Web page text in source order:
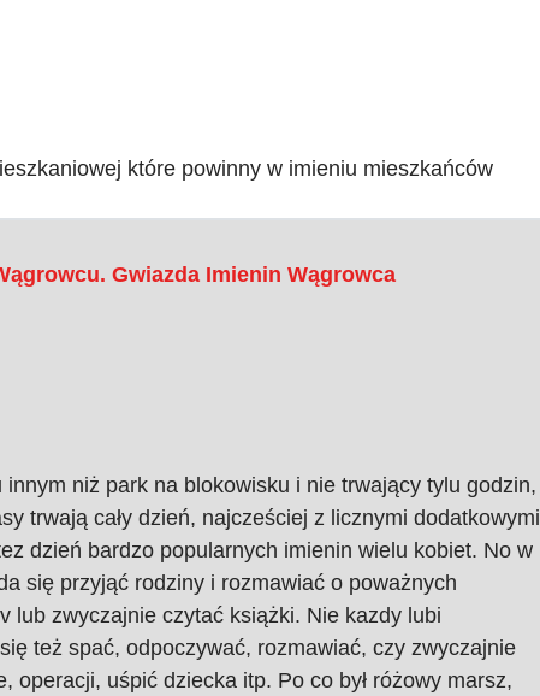
które powinny w imieniu mieszkańców
Gwiazda Imienin Wągrowca
niż park na blokowisku i nie trwający tylu godzin,
trwają cały dzień, najcześciej z licznymi dodatkowymi
dzień bardzo popularnych imienin wielu kobiet. No w
się przyjąć rodziny i rozmawiać o poważnych
lub zwyczajnie czytać książki. Nie kazdy lubi
też spać, odpoczywać, rozmawiać, czy zwyczajnie
operacji, uśpić dziecka itp. Po co był różowy marsz,